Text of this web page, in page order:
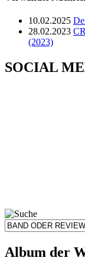
10.02.2025
28.02.2023
(2023)
SOCIAL
Album der